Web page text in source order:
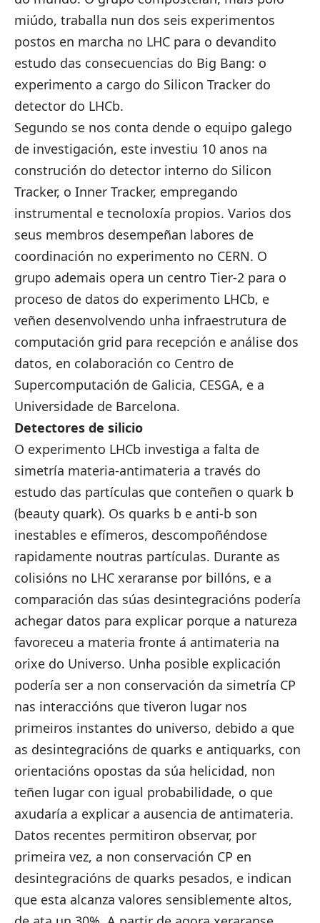
miúdo, traballa nun dos seis experimentos
postos en marcha no LHC para o devandito
estudo das consecuencias do Big Bang: o
experimento a cargo do Silicon Tracker do
detector do LHCb.
Segundo se nos conta dende o equipo galego
de investigación, este investiu 10 anos na
construción do detector interno do Silicon
Tracker, o Inner Tracker, empregando
instrumental e tecnoloxía propios. Varios dos
seus membros desempeñan labores de
coordinación no experimento no CERN. O
grupo ademais opera un centro Tier-2 para o
proceso de datos do experimento LHCb, e
veñen desenvolvendo unha infraestrutura de
computación grid para recepción e análise dos
datos, en colaboración co Centro de
Supercomputación de Galicia, CESGA, e a
Universidade de Barcelona.
Detectores de silicio
O experimento LHCb investiga a falta de
simetría materia-antimateria a través do
estudo das partículas que conteñen o quark b
(beauty quark). Os quarks b e anti-b son
inestables e efímeros, descompoñéndose
rapidamente noutras partículas. Durante as
colisións no LHC xeraranse por billóns, e a
comparación das súas desintegracións podería
achegar datos para explicar porque a natureza
favoreceu a materia fronte á antimateria na
orixe do Universo. Unha posible explicación
podería ser a non conservación da simetría CP
nas interaccións que tiveron lugar nos
primeiros instantes do universo, debido a que
as desintegracións de quarks e antiquarks, con
orientacións opostas da súa helicidad, non
teñen lugar con igual probabilidade, o que
axudaría a explicar a ausencia de antimateria.
Datos recentes permitiron observar, por
primeira vez, a non conservación CP en
desintegracións de quarks pesados, e indican
que esta alcanza valores sensiblemente altos,